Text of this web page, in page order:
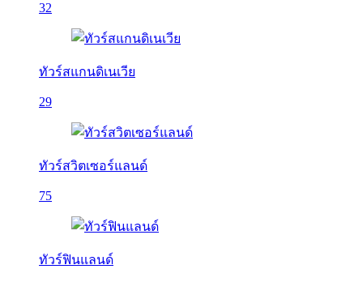
32
ทัวร์สแกนดิเนเวีย
29
ทัวร์สวิตเซอร์แลนด์
75
ทัวร์ฟินแลนด์